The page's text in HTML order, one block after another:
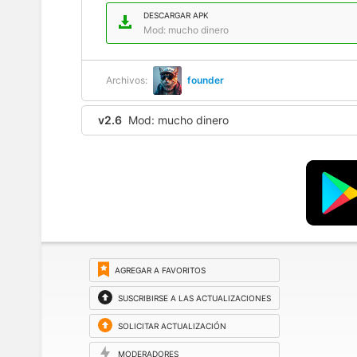
DESCARGAR APK
Mod: mucho dinero
Archivos: founder
v2.6 Mod: mucho dinero
AGREGAR A FAVORITOS
SUSCRIBIRSE A LAS ACTUALIZACIONES
SOLICITAR ACTUALIZACIÓN
MODERADORES